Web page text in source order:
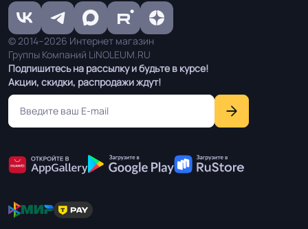
Подпишитесь на рассылку и будьте в курсе!
Акции, скидки, распродажи ждут!
© 2014–2026 Интернет магазин
Группы Компаний LiNOLEUM.RU